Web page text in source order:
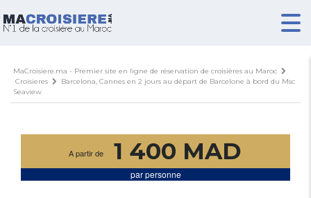
MaCroisiere.ma - Premier site en ligne de réservation de croisières au Maroc
Croisieres
Barcelona, Cannes en 2 jours au départ de Barcelone à bord du Msc
Seaview
A partir de 1 400 MAD
par personne